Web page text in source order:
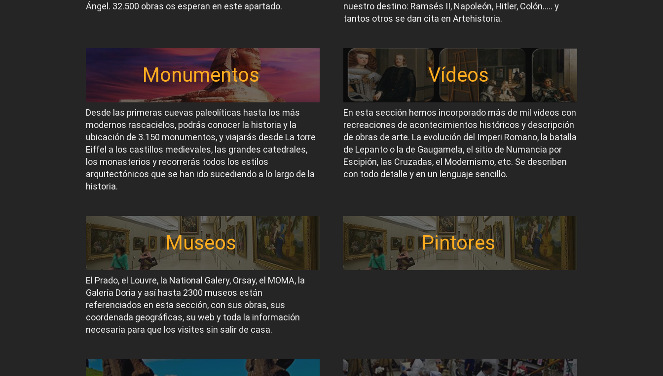
Ángel. 32.500 obras os esperan en este apartado.
nuestro destino: Ramsés II, Napoleón, Hitler, Colón….. y
tantos otros se dan cita en Artehistoria.
Monumentos
Desde las primeras cuevas paleolíticas hasta los más
modernos rascacielos, podrás conocer la historia y la
ubicación de 3.150 monumentos, y viajarás desde La torre
Eiffel a los castillos medievales, las grandes catedrales,
los monasterios y recorrerás todos los estilos
arquitectónicos que se han ido sucediendo a lo largo de la
historia.
Vídeos
En esta sección hemos incorporado más de mil vídeos con
recreaciones de acontecimientos históricos y descripción
de obras de arte. La evolución del Imperi Romano, la batalla
de Lepanto o la de Gaugamela, el sitio de Numancia por
Escipión, las Cruzadas, el Modernismo, etc. Se describen
con todo detalle y en un lenguaje sencillo.
Museos
El Prado, el Louvre, la National Galery, Orsay, el MOMA, la
Galería Doria y así hasta 2300 museos están
referenciados en esta sección, con sus obras, sus
coordenada geográficas, su web y toda la información
necesaria para que los visites sin salir de casa.
Pintores